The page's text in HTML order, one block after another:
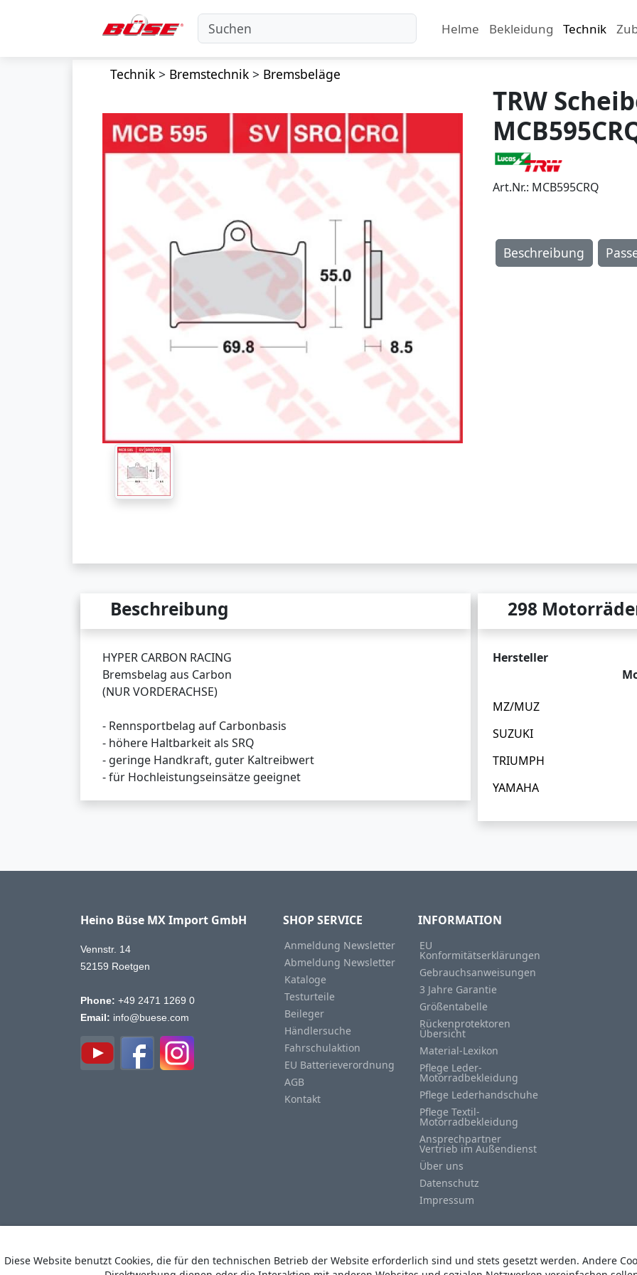
Helme Bekleidung Technik
Technik> Bremstechnik> Bremsbeläge
TRW
Art.Nr.: MCB595CRQ
Beschreibung
Beschreibung
HYPER CARBON RACING
Bremsbelag aus Carbon
(NUR VORDERACHSE)
- Rennsportbelag auf Carbonbasis
- höhere Haltbarkeit als SRQ
- geringe Handkraft, guter Kaltreibwert
- für Hochleistungseinsätze geeignet
298
Hersteller
MZ/MUZ
SUZUKI
TRIUMPH
YAMAHA
Heino Büse MX Import GmbH
Vennstr. 14
52159 Roetgen
Phone: +49 2471 1269 0
Email: info@buese.com
SHOP SERVICE
Anmeldung Newsletter
Abmeldung Newsletter
Kataloge
Testurteile
Beileger
Händlersuche
Fahrschulaktion
EU Batterieverordnung
AGB
Kontakt
INFORMATION
EU
Konformitätserklärungen
Gebrauchsanweisungen
3 Jahre Garantie
Größentabelle
Rückenprotektoren
Übersicht
Material-Lexikon
Pflege Leder-
Motorradbekleidung
Pflege Lederhandschuhe
Pflege Textil-
Motorradbekleidung
Ansprechpartner
Vertrieb im Außendienst
Über uns
Datenschutz
Impressum
Diese Website benutzt Cookies, die für den technischen Betrieb der Website erforderlich sind und stets gesetzt werden. Andere